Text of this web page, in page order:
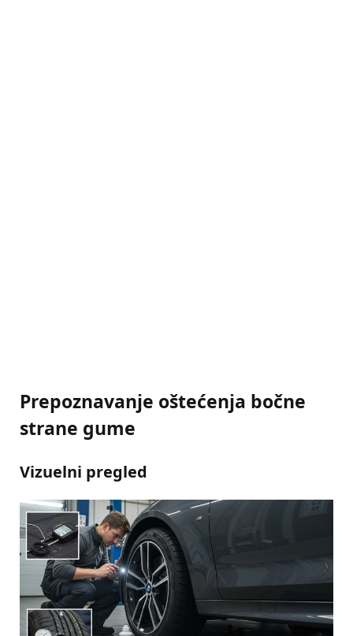
Prepoznavanje oštećenja bočne
strane gume
Vizuelni pregled